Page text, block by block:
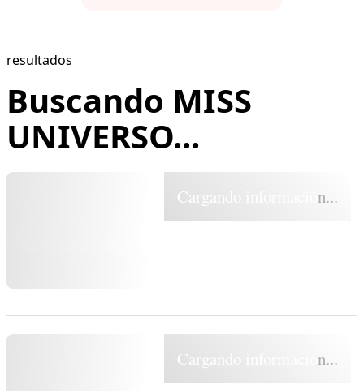
resultados
Buscando MISS
UNIVERSO...
Cargando información...
Cargando información...